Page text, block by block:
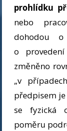
prohlídku
nebo
dohodou
o
změněno
„v
předpisem
se fyzická
poměru